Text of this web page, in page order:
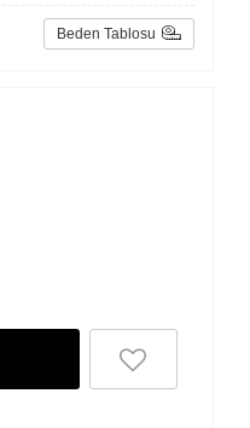
Beden Tablosu